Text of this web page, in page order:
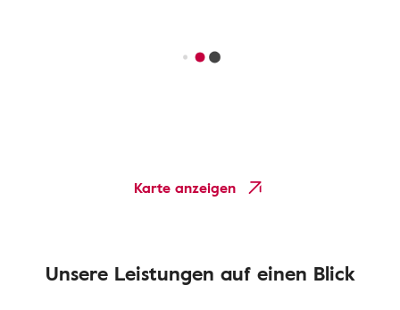
Karte anzeigen
Unsere Leistungen auf einen Blick